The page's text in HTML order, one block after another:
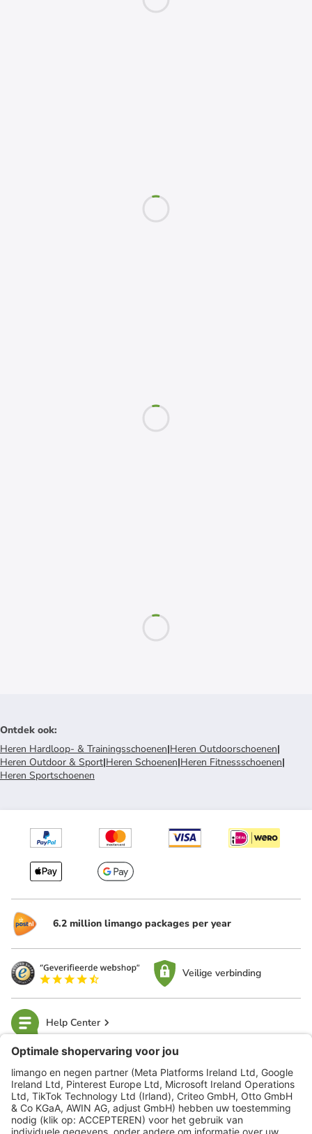
Ontdek ook:
Heren Hardloop- & Trainingsschoenen|Heren Outdoorschoenen|
Heren Outdoor & Sport|Heren Schoenen|Heren Fitnessschoenen|
Heren Sportschoenen
6.2 million limango packages per year
Veilige verbinding
Help Center
limango
Veilig winkelen